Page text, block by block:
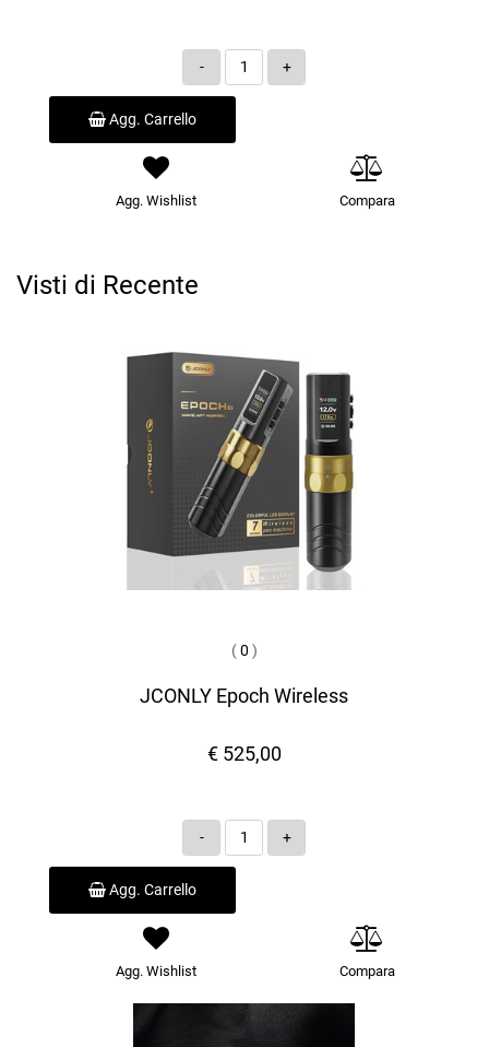
Quantità
Agg. Carrello
Agg. Wishlist Compara
Visti di Recente
(0 )
JCONLY Epoch Wireless
€ 525,00
Quantità
Agg. Carrello
Agg. Wishlist Compara